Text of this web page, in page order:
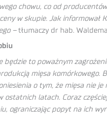
chowu, co od
w skupie. Jak
–tłumaczy dr hab.
będzie to poważnym
mięsa komórkowego.
o tym, że mięsa nie
latach. Coraz
ograniczając popyt na ich